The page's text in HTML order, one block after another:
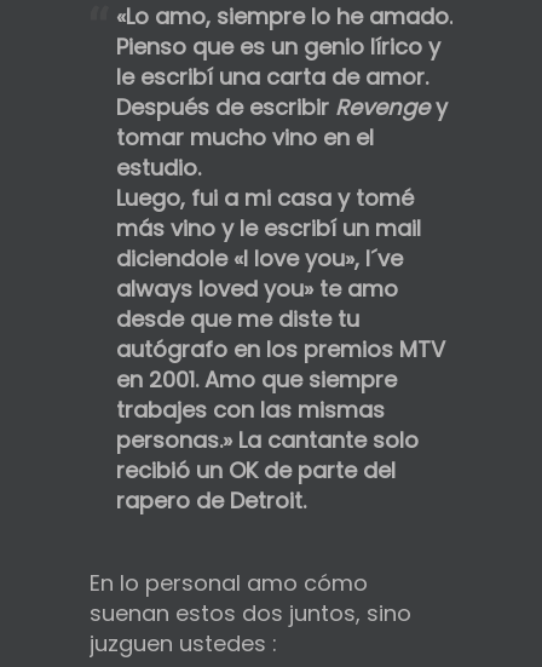
«Lo amo, siempre lo he amado.
Pienso que es un genio lírico y
le escribí una carta de amor.
Después de escribir Revenge y
tomar mucho vino en el
estudio.
Luego, fui a mi casa y tomé
más vino y le escribí un mail
diciendole «I love you», I´ve
always loved you» te amo
desde que me diste tu
autógrafo en los premios MTV
en 2001. Amo que siempre
trabajes con las mismas
personas.» La cantante solo
recibió un OKde parte del
rapero de Detroit.
En lo personal amo cómo
suenan estos dos juntos, sino
juzguen ustedes :